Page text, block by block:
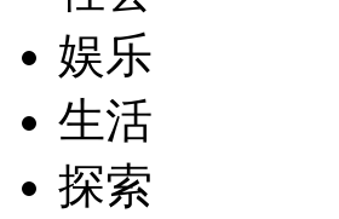
娱乐
生活
探索